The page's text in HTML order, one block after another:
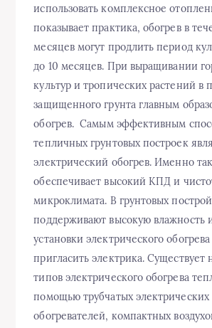
использовать комплексное
показывает практика, обогрев в
месяцев могут продлить период
до 10 месяцев. При выращивании
культур и тропических растений в
защищенного грунта главным
обогрев. Самым эффективным
тепличных грунтовых построек
электрический обогрев. Именно
обеспечивает высокий КПД и
микроклимата. В грунтовых
поддерживают высокую влажность
установки электрического
пригласить электрика. Существует
типов электрического обогрева
помощью трубчатых электрических
обогревателей, компактных